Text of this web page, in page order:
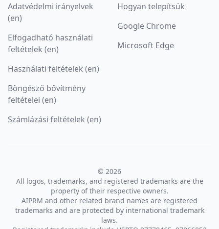
Adatvédelmi irányelvek
(en)
Elfogadható használati
feltételek (en)
Használati feltételek (en)
Böngésző bővítmény
feltételei (en)
Számlázási feltételek (en)
Hogyan telepítsük
Google Chrome
Microsoft Edge
© 2026
All logos, trademarks, and registered trademarks are the
property of their respective owners.
AIPRM and other related brand names are registered
trademarks and are protected by international trademark
laws.